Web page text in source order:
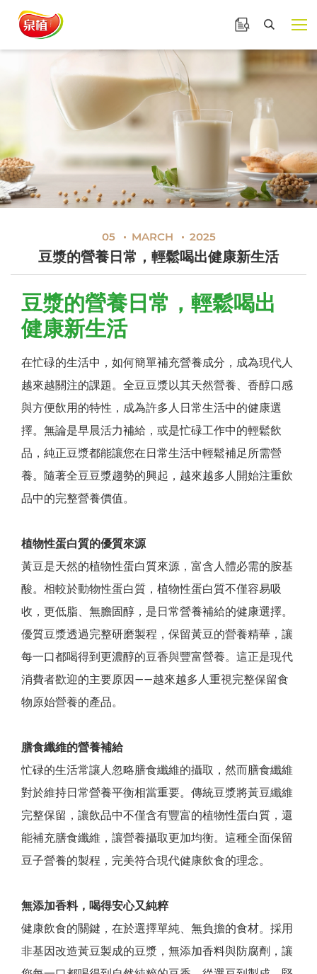
豆漿的營養日常，輕鬆
泉植食品 產品諮詢
搜尋
展開
05 MARCH 2025
豆漿的營養日常，輕鬆喝出健康新生活
豆漿的營養日常，輕鬆喝出
健康新生活
在忙碌的生活中，如何簡單補充營養成分，成為現代人
越來越關注的課題。全豆豆漿以其天然營養、香醇口感
與方便飲用的特性，成為許多人日常生活中的健康選
擇。無論是早晨活力補給，或是忙碌工作中的輕鬆飲
品，純正豆漿都能讓您在日常生活中輕鬆補足所需營
養。隨著全豆豆漿趨勢的興起，越來越多人開始注重飲
品中的完整營養價值。
植物性蛋白質的優質來源
黃豆是天然的植物性蛋白質來源，富含人體必需的胺基
酸。相較於動物性蛋白質，植物性蛋白質不僅容易吸
收，更低脂、無膽固醇，是日常營養補給的健康選擇。
優質豆漿透過完整研磨製程，保留黃豆的營養精華，讓
每一口都喝得到更濃醇的豆香與豐富營養。這正是現代
消費者歡迎的主要原因——越來越多人重視完整保留食
物原始營養的產品。
膳食纖維的營養補給
忙碌的生活常讓人忽略膳食纖維的攝取，然而膳食纖維
對於維持日常營養平衡相當重要。傳統豆漿將黃豆纖維
完整保留，讓飲品中不僅含有豐富的植物性蛋白質，還
能補充膳食纖維，讓營養攝取更加均衡。這種全面保留
豆子營養的製程，完美符合現代健康飲食的理念。
無添加香料，喝得安心又純粹
健康飲食的關鍵，在於選擇單純、無負擔的食材。採用
非基因改造黃豆製成的豆漿，無添加香料與防腐劑，讓